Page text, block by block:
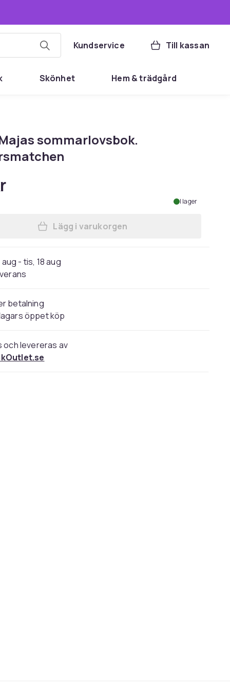
Kundservice Till kassan
Skönhet Hem & trädgård
sommarlovsbok.
I lager
Lägg till LasseMajas
Lägg i varukorgen
aug - tis, 18 aug
betalning
öppet köp
och levereras av